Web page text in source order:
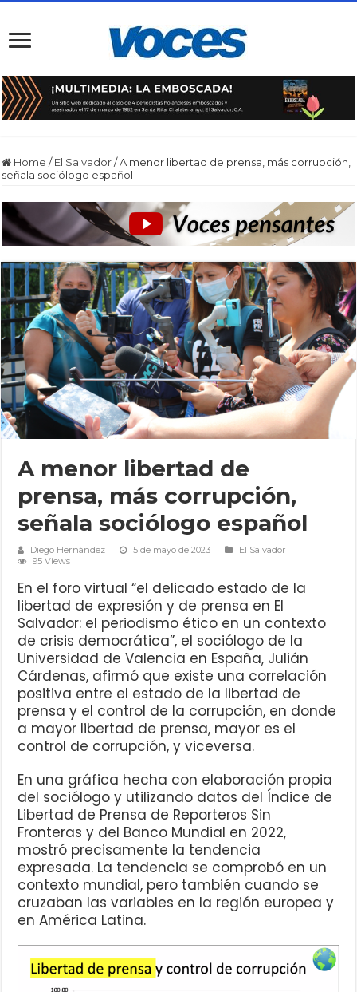
Home / El Salvador /A menor libertad de prensa, más corrupción,
señala sociólogo español
A menor libertad de
prensa, más corrupción,
señala sociólogo español
Diego Hernández 5 de mayo de 2023
El Salvador
95 Views
En el foro virtual “el delicado estado de la
libertad de expresión y de prensa en El
Salvador: el periodismo ético en un contexto
de crisis democrática”, el sociólogo de la
Universidad de Valencia en España, Julián
Cárdenas, afirmó que existe una correlación
positiva entre el estado de la libertad de
prensa y el control de la corrupción, en donde
a mayor libertad de prensa, mayor es el
control de corrupción, y viceversa.
En una gráfica hecha con elaboración propia
del sociólogo y utilizando datos del Índice de
Libertad de Prensa de Reporteros Sin
Fronteras y del Banco Mundial en 2022,
mostró precisamente la tendencia
expresada. La tendencia se comprobó en un
contexto mundial, pero también cuando se
cruzaban las variables en la región europea y
en América Latina.